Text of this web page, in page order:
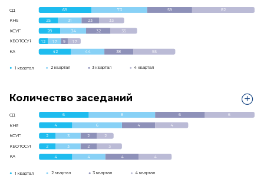
1 квартал
СД
КНВ
КСУП
КБОТОСУР
КА
2 квартал 3 квартал 4 квартал
69 73 59 82
25 23
31 33
28 34 32
35
12
17 9
17
42
44 38 55
Количество заседаний
1 квартал 2 квартал 3 квартал 4 квартал
6 8 6
6
4
6 4 4
2 3 2
2
2
3 2 3
4 4 4 4
СД
КНВ
КСУП
КБОТОСУР
КА